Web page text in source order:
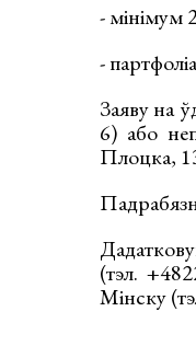
- мінімум
-
Заяву на
6) або
Плоцка,
(тэл.
Мінску